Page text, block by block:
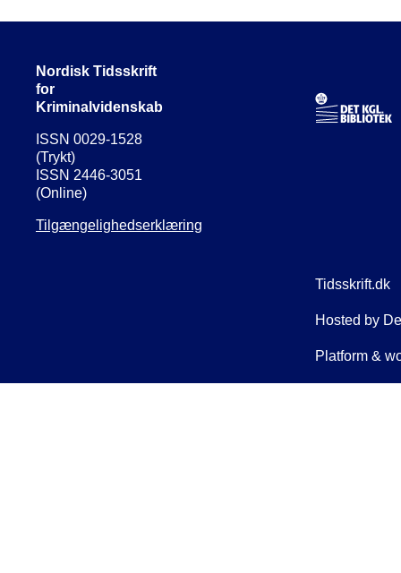
Nordisk Tidsskrift
for
Kriminalvidenskab
ISSN 0029-1528
(Trykt)
ISSN 2446-3051
(Online)
Tilgængelighedserklæring